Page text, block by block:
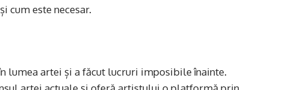
cum este necesar.
lumea artei și a făcut lucruri imposibile înainte.